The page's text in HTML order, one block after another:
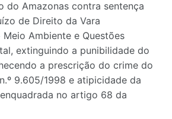
do Amazonas contra sentença
de Direito da Vara
Ambiente e Questões
extinguindo a punibilidade do
a prescrição do crime do
9.605/1998 e atipicidade da
no artigo 68 da